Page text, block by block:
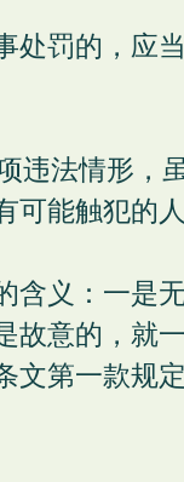
处罚的，应
违法情形，
可能触犯的
含义：一是
故意的，就
文第一款规